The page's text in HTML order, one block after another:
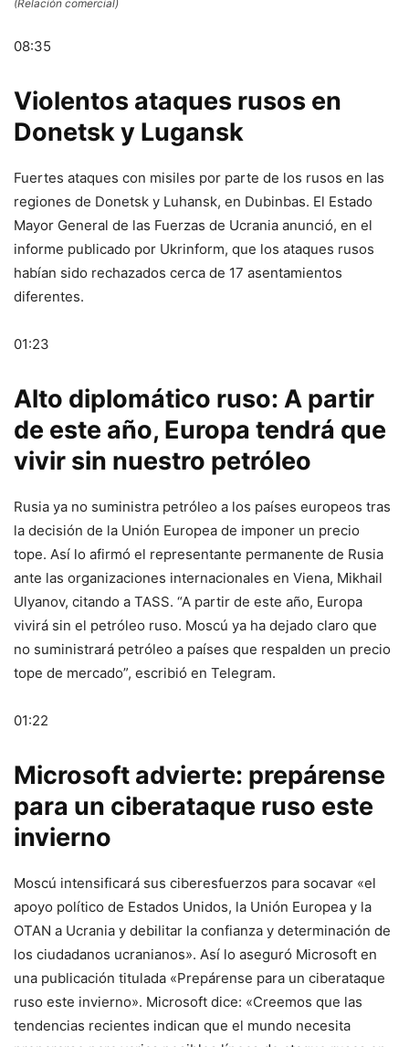
(Relación comercial)
08:35
Violentos ataques rusos en
Donetsk y Lugansk
Fuertes ataques con misiles por parte de los rusos en las
regiones de Donetsk y Luhansk, en Dubinbas. El Estado
Mayor General de las Fuerzas de Ucrania anunció, en el
informe publicado por Ukrinform, que los ataques rusos
habían sido rechazados cerca de 17 asentamientos
diferentes.
01:23
Alto diplomático ruso: A partir
de este año, Europa tendrá que
vivir sin nuestro petróleo
Rusia ya no suministra petróleo a los países europeos tras
la decisión de la Unión Europea de imponer un precio
tope. Así lo afirmó el representante permanente de Rusia
ante las organizaciones internacionales en Viena, Mikhail
Ulyanov, citando a TASS. “A partir de este año, Europa
vivirá sin el petróleo ruso. Moscú ya ha dejado claro que
no suministrará petróleo a países que respalden un precio
tope de mercado”, escribió en Telegram.
01:22
Microsoft advierte: prepárense
para un ciberataque ruso este
invierno
Moscú intensificará sus ciberesfuerzos para socavar «el
apoyo político de Estados Unidos, la Unión Europea y la
OTAN a Ucrania y debilitar la confianza y determinación de
los ciudadanos ucranianos». Así lo aseguró Microsoft en
una publicación titulada «Prepárense para un ciberataque
ruso este invierno». Microsoft dice: «Creemos que las
tendencias recientes indican que el mundo necesita